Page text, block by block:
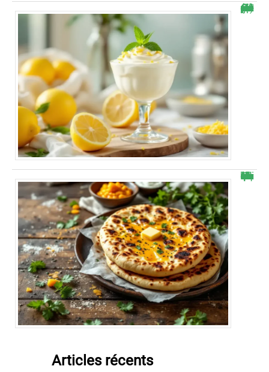
Cette mousse mascarpone citron rend accro : « Je ne peux plus m’arrêter ! » (recette simple et rapide à faire)
Cheese naans maison : mon astuce ultra rapide qui bluffe à chaque bouchée
Articles récents